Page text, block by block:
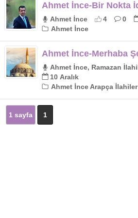
Ahmet İnce-Bir Nokta
Ahmet İnce 4 0
Ahmet İnce
Ahmet İnce-Merhaba
Ahmet İnce, Ramazan
10 Aralık
Ahmet İnce Arapça
1 sayfa 1